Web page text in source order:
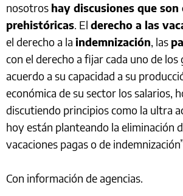
nosotros hay discusiones que son
prehistóricas. El derecho a las
el derecho a la indemnización, las
con el derecho a fijar cada uno de los
acuerdo a su capacidad a su
económica de su sector los salarios,
discutiendo principios como la ultra
hoy están planteando la eliminación
vacaciones pagas o de
Con información de agencias.